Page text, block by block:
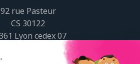
92 rue Pasteur
CS 30122
Lyon cedex 07
lyon.fr
(0)4 37 37 82 01